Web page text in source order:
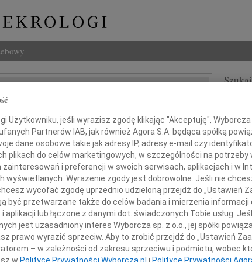
INNE
Asia
Z
W
Użytkowniku, jeśli wyrazisz zgodę klikając "Akceptuję",
Partnerów IAB, jak również Agora S.A. będąca spółką
dane osobowe takie jak adresy IP, adresy e-mail czy
plikach do celów marketingowych, w szczególności na potrzeby
i preferencji w swoich serwisach, aplikacjach i w
wyświetlanych. Wyrażenie zgody jest dobrowolne. Jeśli nie
wycofać zgodę uprzednio udzieloną przejdź do „Ustawień
być przetwarzane także do celów badania i mierzenia
lub łączone z danymi dot. świadczonych Tobie usług.
jest uzasadniony interes Wyborcza sp. z o.o., jej spółki
prawo wyrazić sprzeciw. Aby to zrobić przejdź do „Ustawień
– w zależności od zakresu sprzeciwu i podmiotu, wobec